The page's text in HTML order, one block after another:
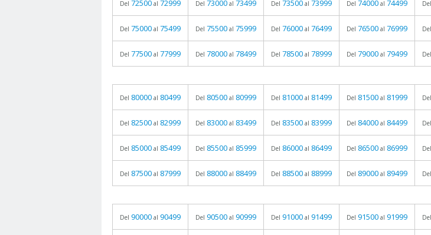
Del 72500 al 72999 Del 73000 al 73499 Del 73500 al 73999 Del 74000 al 74499 Del
Del 75000 al 75499 Del 75500 al 75999 Del 76000 al 76499 Del 76500 al 76999 Del
Del 77500 al 77999 Del 78000 al 78499 Del 78500 al 78999 Del 79000 al 79499 Del
Del 80000 al 80499 Del 80500 al 80999 Del 81000 al 81499 Del 81500 al 81999 Del
Del 82500 al 82999 Del 83000 al 83499 Del 83500 al 83999 Del 84000 al 84499 Del
Del 85000 al 85499 Del 85500 al 85999 Del 86000 al 86499 Del 86500 al 86999 Del
Del 87500 al 87999 Del 88000 al 88499 Del 88500 al 88999 Del 89000 al 89499 Del
Del 90000 al 90499 Del 90500 al 90999 Del 91000 al 91499 Del 91500 al 91999 Del